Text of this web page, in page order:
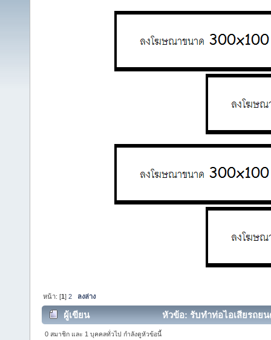
หน้า: [1]2 ลงล่าง
ผู้เขียน หัวข้อ: รับทำท่อไอเสียรถย
0 สมาชิก และ 1 บุคคลทั่วไป กำลังดูหัวข้อนี้